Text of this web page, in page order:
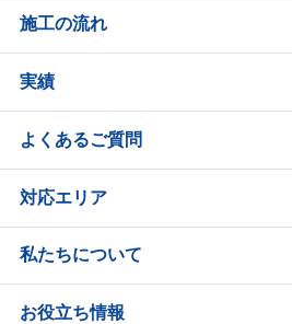
施工の流れ
実績
よくあるご質問
対応エリア
私たちについて
お役立ち情報